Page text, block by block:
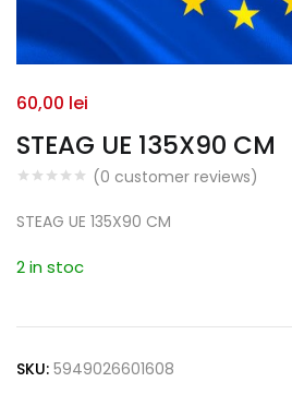
Lost password?
STEAG UE 135X90 CM
(0 customer reviews)
60,00 lei
STEAG UE 135X90 CM
2 in stoc
SKU: 5949026601608